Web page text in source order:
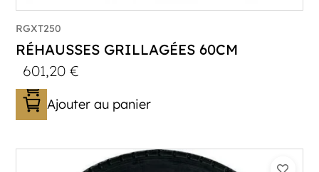
RGXT250
RÉHAUSSES GRILLAGÉES 60CM
601,20€
Ajouter au panier